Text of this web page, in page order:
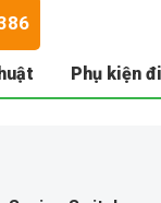
Phụ kiện